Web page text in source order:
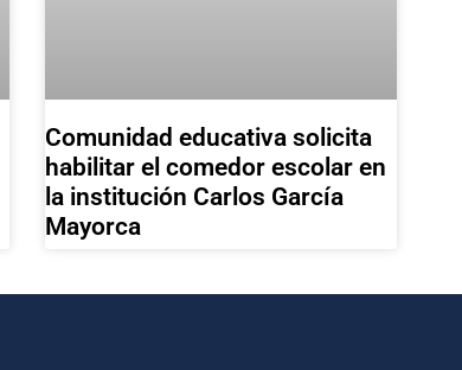
Comunidad educativa solicita
habilitar el comedor escolar en
la institución Carlos García
Mayorca